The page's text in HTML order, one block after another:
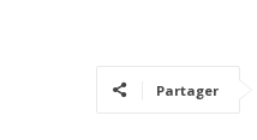
Partager